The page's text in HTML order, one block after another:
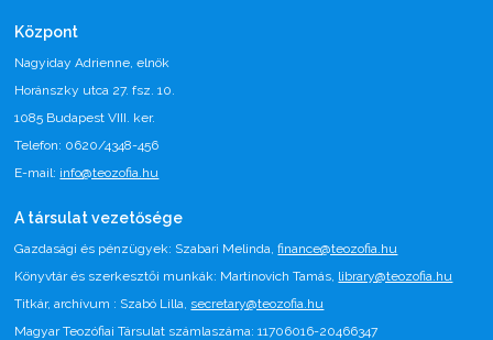
Központ
Nagyiday Adrienne, elnök
Horánszky utca 27. fsz. 10.
1085 Budapest VIII. ker.
Telefon: 0620/4348-456
E-mail: info@teozofia.hu
A társulat vezetősége
Gazdasági és pénzügyek: Szabari Melinda,finance@teozofia.hu
Könyvtár és szerkesztői munkák: Martinovich Tamás, library@teozofia.hu
Titkár, archívum : Szabó Lilla, secretary@teozofia.hu
Magyar Teozófiai Társulat számlaszáma: 11706016-20466347